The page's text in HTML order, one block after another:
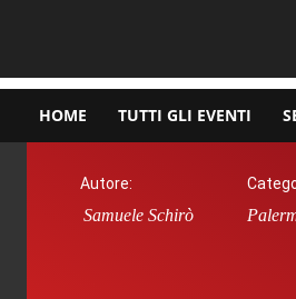
HOME TUTTI GLI EVENTI
Autore:
Samuele Schirò